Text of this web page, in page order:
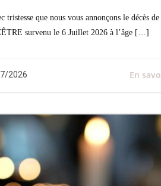
tristesse que nous vous annonçons le décès
survenu le 6 Juillet 2026 à l’âge […]
2026 En